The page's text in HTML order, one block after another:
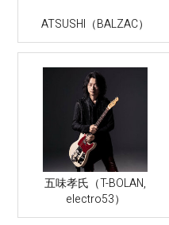
ATSUSHI（BALZAC）
五味孝氏（T-BOLAN,
electro53）